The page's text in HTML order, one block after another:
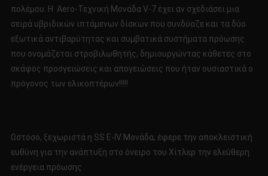
πολέμου. Η Aero-Τεχνική Μονάδα V-7 έχει αν σχεδιάσει μια
σειρά υβριδικών ιπτάμενων δίσκων που συνδύαζε και τα δύο
εξωτικά αντιβαρύτητας και συμβατικά συστήματα πρόωσης
που ονομάζεται στροβιλωθητής, δημιουργώντας κάθετες στο
σκάφος προσγειώσεις και απογειώσεις που ήταν ουσιαστικά ο
πρόγονος των ελικοπτέρων!!!!!
Ωστόσο, ξεχωριστά η SS E-IV Μονάδα, έφερε την αποκλειστική
ευθύνη για την ανάπτυξη στο όνειρο του Χίτλερ την ελεύθερη
ενέργεια πρόωσης.